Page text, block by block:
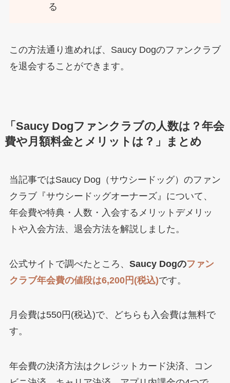
る
この方法通り進めれば、Saucy Dogのファンクラブ
を退会することができます。
「Saucy Dogファンクラブの人数は？年会
費や月額料金とメリットは？」まとめ
当記事ではSaucy Dog（サウシードッグ）のファン
クラブ『サウシードッグオーナーズ』について、
年会費や特典・人数・入会するメリットデメリッ
トや入会方法、退会方法を解説しました。
公式サイトで調べたところ、 Saucy Dogのファン
クラブ年会費の値段は6,200円(税込)です。
月会費は550円(税込)で、どちらも入会費は無料で
す。
年会費の決済方法はクレジットカード決済、コン